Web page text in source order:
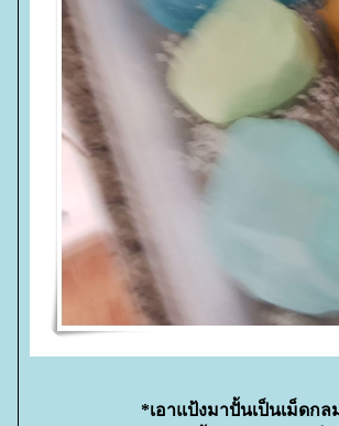
*เอาแป้งมาปั้นเป็นเม็ดก